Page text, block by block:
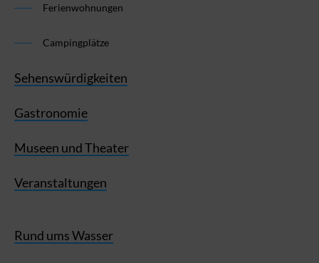
Ferienwohnungen
Campingplätze
Sehenswürdigkeiten
Gastronomie
Museen und Theater
Veranstaltungen
Rund ums Wasser